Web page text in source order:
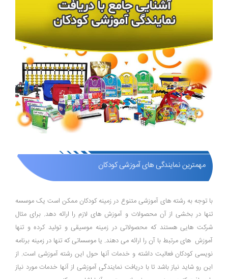
مهمترین نمایندگی های آموزشی کودکان
با توجه به رشته های آموزشی متنوع در زمینه کودکان ممکن است یک موسسه
تنها در بخشی از آن محصولات و آموزش های لازم را ارائه دهد. برای مثال
شرکت هایی هستند که محصولاتی در زمینه موسیقی و تولید کرده و تنها
آموزش های مرتبط با آن را ارائه می دهند. یا موسساتی که تنها در زمینه برنامه
نویسی کودکان فعالیت داشته و خدمات آنها حول این رشته آموزشی است. از
این رو شاید نیاز باشد تا با دریافت نمایندگی آموزشی از آنها خدمات مورد نیاز